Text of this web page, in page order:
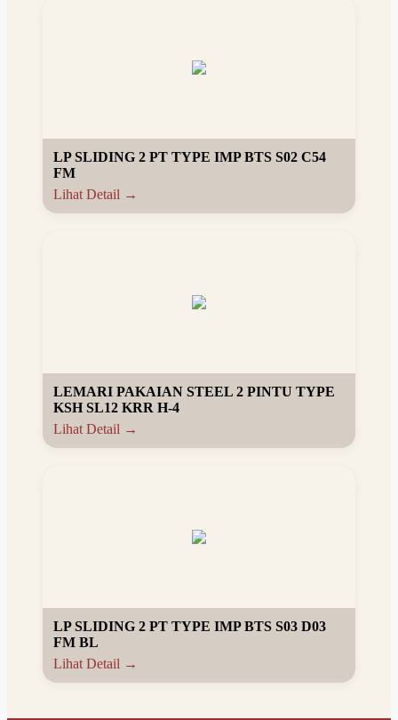
LP SLIDING 2 PT TYPE IMP BTS S02 C54
FM
Lihat Detail →
LEMARI PAKAIAN STEEL 2 PINTU TYPE
KSH SL12 KRR H-4
Lihat Detail →
LP SLIDING 2 PT TYPE IMP BTS S03 D03
FM BL
Lihat Detail →